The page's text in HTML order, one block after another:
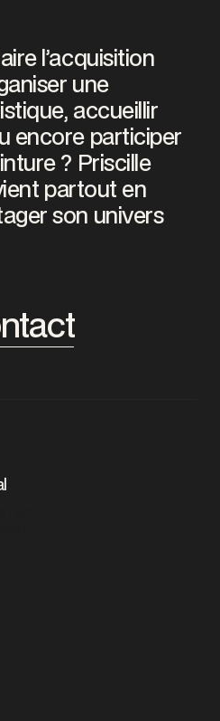
l’acquisition
une
accueillir
encore participer
? Priscille
partout en
son univers